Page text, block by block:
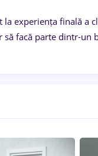
experiența finală a
facă parte dintr-un